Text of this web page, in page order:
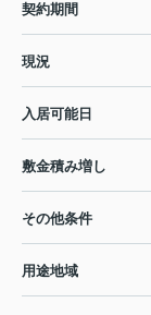
契約期間
現況
入居可能日
敷金積み増し
その他条件
用途地域